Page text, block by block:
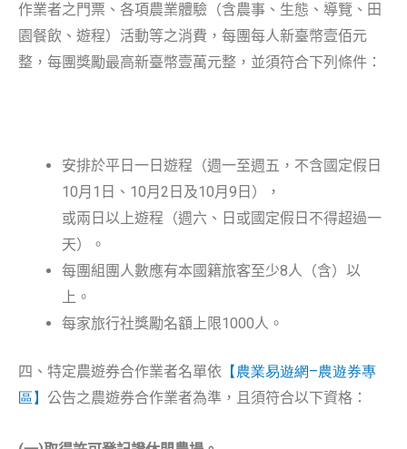
作業者之門票、各項農業體驗（含農事、生態、導覽、田
園餐飲、遊程）活動等之消費，每團每人新臺幣壹佰元
整，每團獎勵最高新臺幣壹萬元整，並須符合下列條件：
安排於平日一日遊程（週一至週五，不含國定假日
10月1日、10月2日及10月9日），
或兩日以上遊程（週六、日或國定假日不得超過一
天）。
每團組團人數應有本國籍旅客至少8人（含）以
上。
每家旅行社獎勵名額上限1000人。
四、特定農遊券合作業者名單依 【農業易遊網–農遊券專
區】 公告之農遊券合作業者為準，且須符合以下資格：